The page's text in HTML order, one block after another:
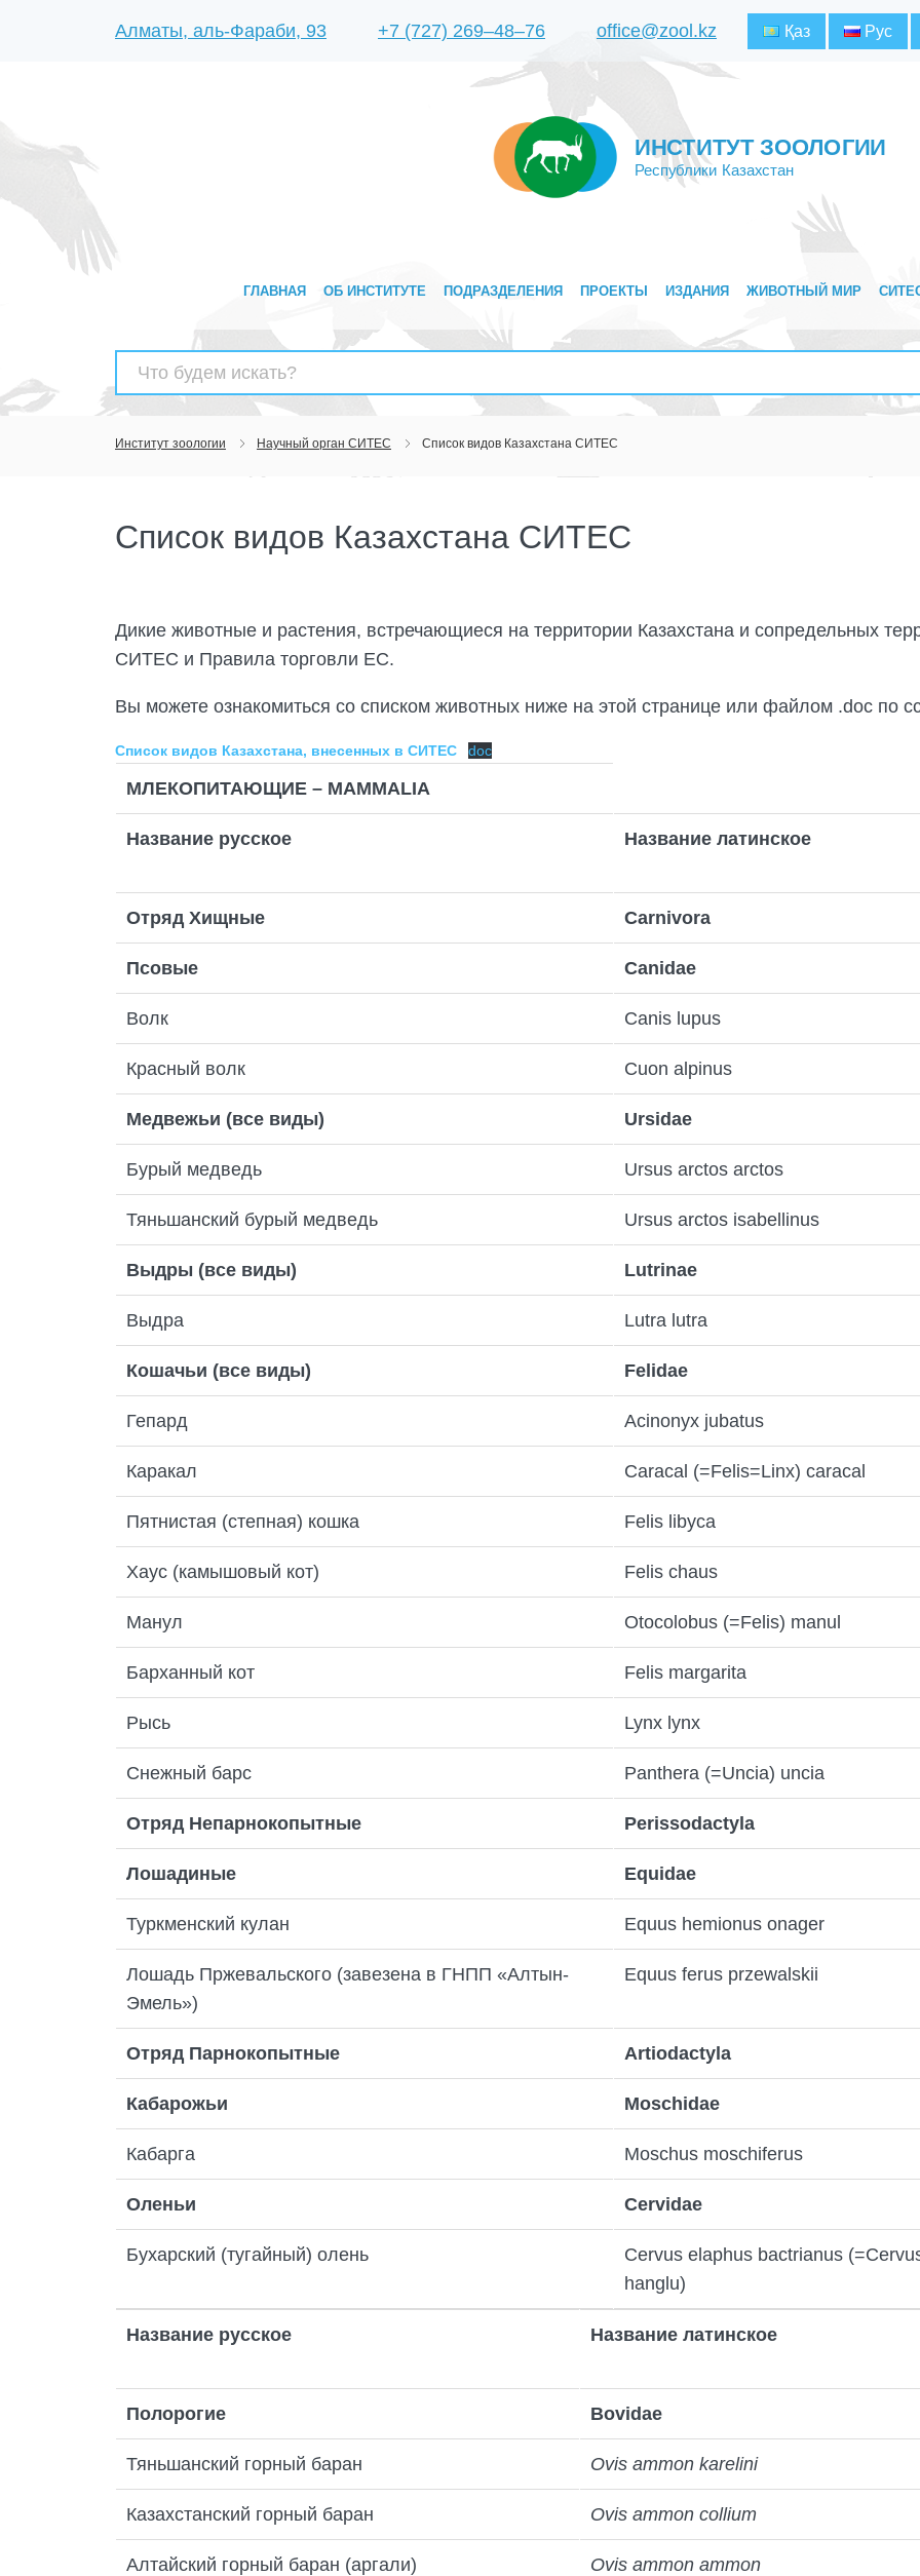
Алматы, аль-Фараби, 93 +7 (727) 269‒48‒76 office@zool.kz Қаз Рус
ИНСТИТУТ ЗООЛОГИИ
Республики Казахстан
ГЛАВНАЯ ОБ ИНСТИТУТЕ ПОДРАЗДЕЛЕНИЯ ПРОЕКТЫ ИЗДАНИЯ ЖИВОТНЫЙ МИР
Найти:
Институт зоологии Научный орган СИТЕС Список видов Казахстана СИТЕС
Список видов Казахстана СИТЕС
Дикие животные и растения, встречающиеся на территории Казахстана и сопредельных
СИТЕС и Правила торговли ЕС.
Вы можете ознакомиться со списком животных ниже на этой странице или файлом .doc по
Список видов Казахстана, внесенных в СИТЕС doc
МЛЕКОПИТАЮЩИЕ – MAMMALIA
Название русское Название латинское
Отряд Хищные Carnivora
Псовые Canidae
Волк Canis lupus
Красный волк Cuon alpinus
Медвежьи (все виды) Ursidae
Бурый медведь Ursus arctos arctos
Тяньшанский бурый медведь Ursus arctos isabellinus
Выдры (все виды) Lutrinae
Выдра Lutra lutra
Кошачьи (все виды) Felidae
Гепард Acinonyx jubatus
Каракал Caracal (=Felis=Linx) caracal
Пятнистая (степная) кошка Felis libyca
Хаус (камышовый кот) Felis chaus
Манул Otocolobus (=Felis) manul
Барханный кот Felis margarita
Рысь Lynx lynx
Снежный барс Panthera (=Uncia) uncia
Отряд Непарнокопытные Perissodactyla
Лошадиные Equidae
Туркменский кулан Equus hemionus onager
Лошадь Пржевальского (завезена в ГНПП «Алтын-
Эмель»)
Equus ferus przewalskii
Отряд Парнокопытные Artiodactyla
Кабарожьи Moschidae
Кабарга Moschus moschiferus
Оленьи Cervidae
Бухарский (тугайный) олень
Cervus elaphus bactrianus
hanglu)
Название русское Название латинское
Полорогие Bovidae
Тяньшанский горный баран Ovis ammon karelini
Казахстанский горный баран Ovis ammon collium
Алтайский горный баран (аргали) Ovis ammon ammon